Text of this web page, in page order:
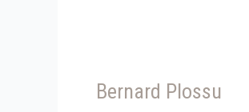
Bernard Plossu